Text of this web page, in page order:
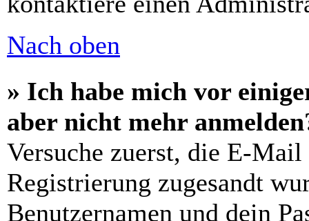
Nach oben
» Ich habe mich vor
aber nicht mehr
Versuche zuerst, die E-
Registrierung zugesandt
Benutzernamen und dein